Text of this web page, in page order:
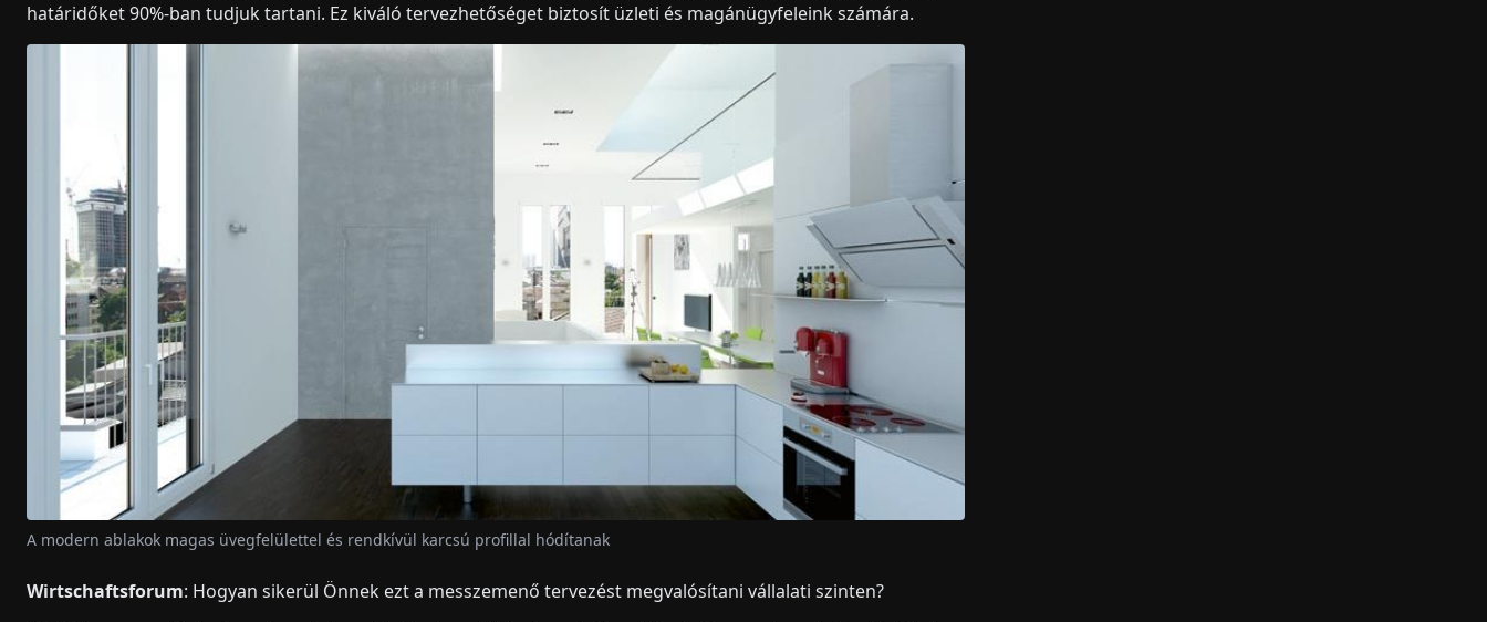
határidőket 90%-ban tudjuk tartani. Ez kiváló tervezhetőséget biztosít üzleti és magánügyfeleink számára.
A modern ablakok magas üvegfelülettel és rendkívül karcsú profillal hódítanak
Wirtschaftsforum: Hogyan sikerül Önnek ezt a messzemenő tervezést megvalósítani vállalati szinten?